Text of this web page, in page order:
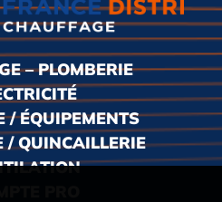
– PLOMBERIE
/ ÉQUIPEMENTS
/ QUINCAILLERIE